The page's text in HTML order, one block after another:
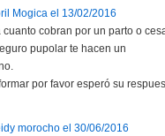
Mogica el 13/02/2016
cuanto cobran por un parto o
pupolar te hacen un
por favor esperó su
morocho el 30/06/2016